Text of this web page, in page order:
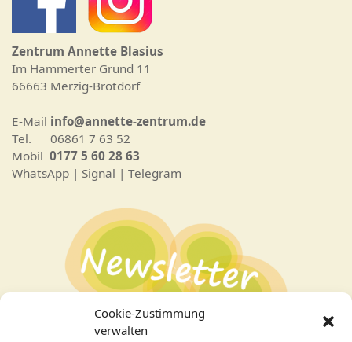
Cookie-Zustimmung
verwalten
Zentrum Annette Blasius
Im Hammerter Grund 11
66663 Merzig-Brotdorf
E-Mail info@annette-zentrum.de
Tel. 06861 7 63 52
Mobil 0177 5 60 28 63
WhatsApp | Signal | Telegram